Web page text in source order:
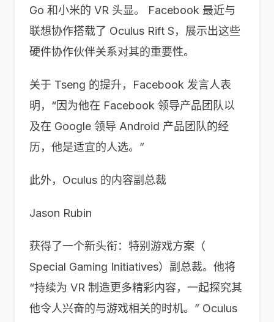
Go 和小米的 VR 头显。 Facebook 最近与
联想协作搭载了 Oculus Rift S，展示出这些
硬件协作伙伴关系对其的重要性。
关于 Tseng 的提升，Facebook 发言人表
明，“因为他在 Facebook 领导产品团队以
及在 Google 领导 Android 产品团队的经
历，他是适宜的人选。”
此外，Oculus 的内容副总裁
Jason Rubin
获得了一个新头衔：特别游戏方案（
Special Gaming Initiatives）副总裁。他将
“持续为 VR 制造更多精彩内容，一起探究其
他令人兴奋的与游戏相关的时机。” Oculus